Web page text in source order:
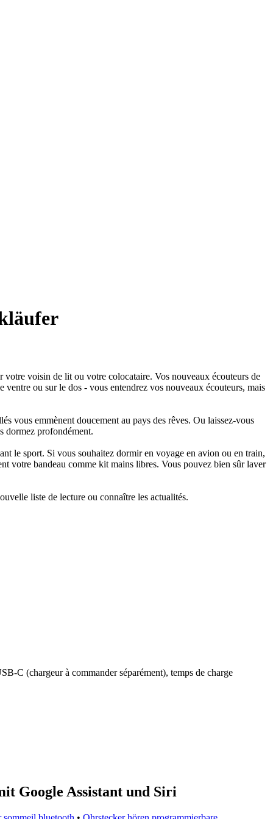
votre voisin de lit ou votre colocataire. Vos nouveaux écouteurs de
ou sur le dos - vous entendrez vos nouveaux écouteurs, mais
vous emmènent doucement au pays des rêves. Ou laissez-vous
dormez profondément.
le sport. Si vous souhaitez dormir en voyage en avion ou en train,
votre bandeau comme kit mains libres. Vous pouvez bien sûr laver
liste de lecture ou connaître les actualités.
C (chargeur à commander séparément), temps de charge
Google Assistant und Siri